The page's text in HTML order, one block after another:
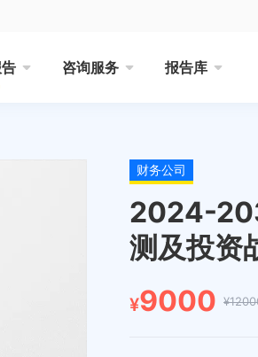
咨询服务 报告库
财务公司
2024-
测及投资
¥9000